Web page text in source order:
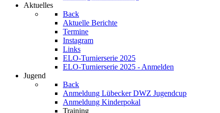
Aktuelles
Back
Aktuelle Berichte
Termine
Instagram
Links
ELO-Turnierserie 2025
ELO-Turnierserie 2025 - Anmelden
Jugend
Back
Anmeldung Lübecker DWZ Jugendcup
Anmeldung Kinderpokal
Training